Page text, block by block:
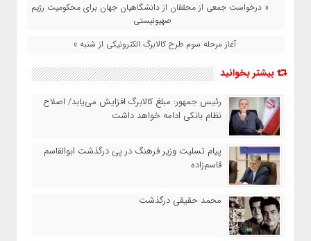
« درخواست جمعی از محققان از دانشگاهیان جهان برای محکومیت رژیم
صهیونیستی
آغاز مرحله سوم طرح کالابرگ الکترونیکی از شنبه »
بیشتر بخوانید
رئیس‌ جمهور: مبلغ کالابرگ افزایش می‌یابد/ اصلاح
نظام بانکی ادامه خواهد داشت
پیام تسلیت وزیر فرهنگ در پی درگذشت ابوالقاسم
قاسم‌زاده
محمد حقیقی درگذشت